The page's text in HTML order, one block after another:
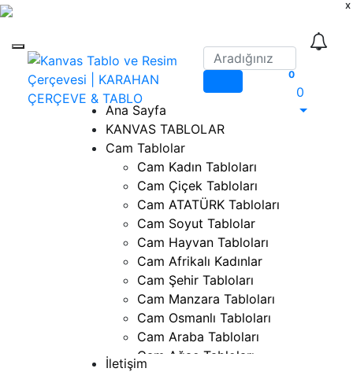
x
Mobil Menü Ara
0
0
Ana Sayfa
KANVAS TABLOLAR
Cam Tablolar
Cam Kadın Tabloları
Cam Çiçek Tabloları
Cam ATATÜRK Tabloları
Cam Soyut Tablolar
Cam Hayvan Tabloları
Cam Afrikalı Kadınlar
Cam Şehir Tabloları
Cam Manzara Tabloları
Cam Osmanlı Tabloları
Cam Araba Tabloları
Cam Ağaç Tabloları
İletişim